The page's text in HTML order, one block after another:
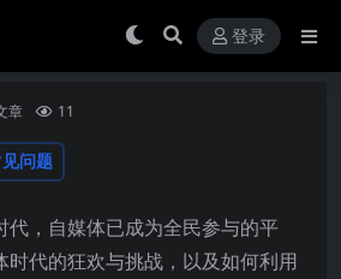
登录
章 11
问题
代，自媒体已成为全民参与的平
时代的狂欢与挑战，以及如何利用